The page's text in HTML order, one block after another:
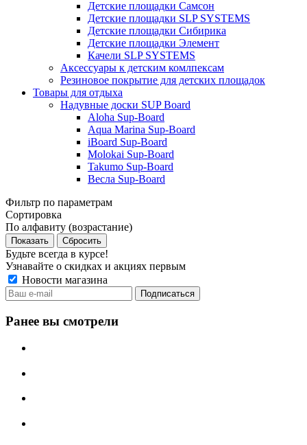
Детские площадки Самсон
Детские площадки SLP SYSTEMS
Детские площадки Сибирика
Детские площадки Элемент
Качели SLP SYSTEMS
Аксессуары к детским комлпексам
Резиновое покрытие для детских площадок
Товары для отдыха
Надувные доски SUP Board
Aloha Sup-Board
Aqua Marina Sup-Board
iBoard Sup-Board
Molokai Sup-Board
Takumo Sup-Board
Весла Sup-Board
Фильтр по параметрам
Сортировка
По алфавиту (возрастание)
Сбросить
Будьте всегда в курсе!
Узнавайте о скидках и акциях первым
Новости магазина
Ранее вы смотрели